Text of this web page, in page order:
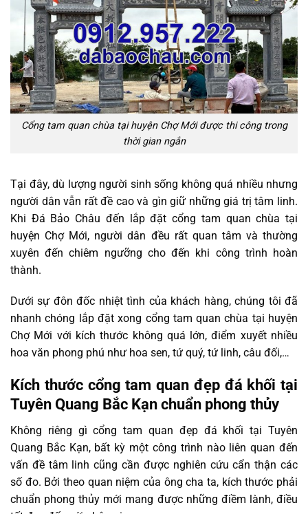
Cổng tam quan chùa tại huyện Chợ Mới được thi công trong
thời gian ngắn
Tại đây, dù lượng người sinh sống không quá nhiều nhưng
người dân vẫn rất đề cao và gìn giữ những giá trị tâm linh.
Khi Đá Bảo Châu đến lắp đặt cổng tam quan chùa tại
huyện Chợ Mới, người dân đều rất quan tâm và thường
xuyên đến chiêm ngưỡng cho đến khi công trình hoàn
thành.
Dưới sự đôn đốc nhiệt tình của khách hàng, chúng tôi đã
nhanh chóng lắp đặt xong cổng tam quan chùa tại huyện
Chợ Mới với kích thước không quá lớn, điểm xuyết nhiều
hoa văn phong phú như hoa sen, tứ quý, tứ linh, câu đối,…
Kích thước cổng tam quan đẹp đá khối tại
Tuyên Quang Bắc Kạn chuẩn phong thủy
Không riêng gì cổng tam quan đẹp đá khối tại Tuyên
Quang Bắc Kạn, bất kỳ một công trình nào liên quan đến
vấn đề tâm linh cũng cần được nghiên cứu cẩn thận các
số đo. Bởi theo quan niệm của ông cha ta, kích thước phải
chuẩn phong thủy mới mang được những điềm lành, điều